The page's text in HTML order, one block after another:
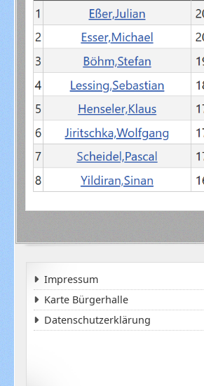
Impressum
Karte Bürgerhalle
Datenschutzerklärung